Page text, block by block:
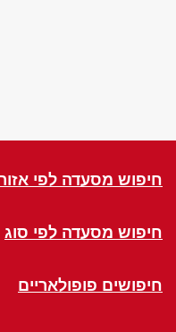
חיפוש מסעדה לפי
חיפוש מסעדה לפי סוג
חיפושים פופולאריים